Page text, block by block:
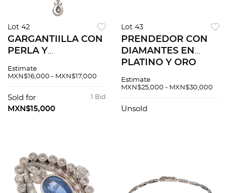
Lot 42
GARGANTIILLA CON
PERLA Y
BLANCO DE 18K Y
cultivada color gris
en forma de gota:
Estimate
MXN$16,000 - MXN$17,000
1 Bid
Sold for
MXN$15,000
Lot 43
PRENDEDOR CON
DIAMANTES EN
PLATINO Y ORO
Diamantes corte
ct
Estimate
MXN$25,000 - MXN$30,000
Unsold